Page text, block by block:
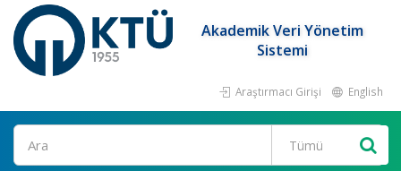
Akademik Veri Yönetim
Sistemi
Araştırmacı Girişi English
Ara